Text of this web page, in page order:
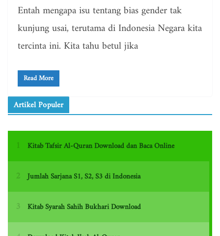
Entah mengapa isu tentang bias gender tak
kunjung usai, terutama di Indonesia Negara kita
tercinta ini. Kita tahu betul jika
Read More
Artikel Populer